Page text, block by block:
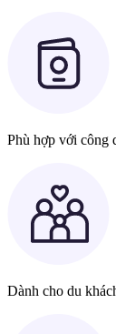
Phù hợp với công
Dành cho du